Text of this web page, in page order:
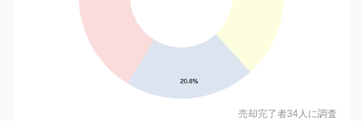
売却完了者34人に調査